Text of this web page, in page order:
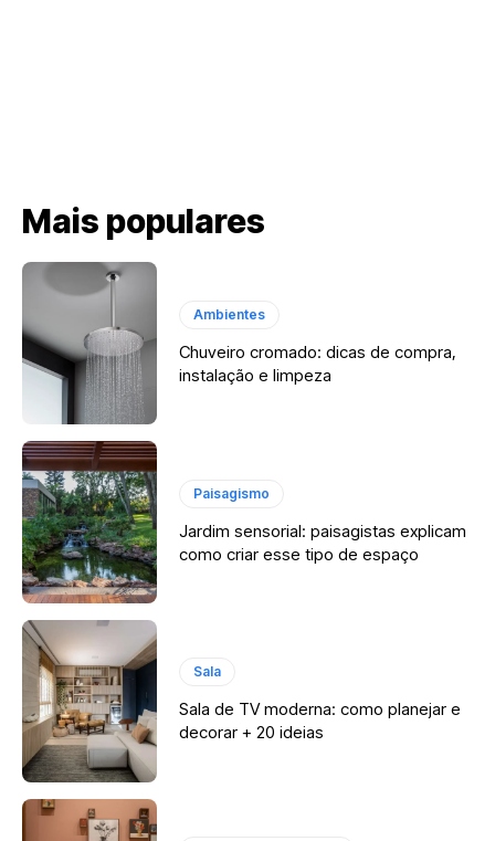
Mais populares
Ambientes
Chuveiro cromado: dicas de compra,
instalação e limpeza
Paisagismo
Jardim sensorial: paisagistas explicam
como criar esse tipo de espaço
Sala
Sala de TV moderna: como planejar e
decorar + 20 ideias